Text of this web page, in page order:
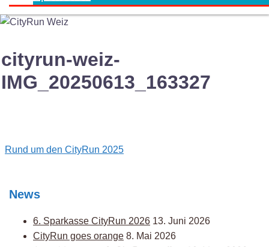
cityrun-weiz-
IMG_20250613_163327
Post
Rund um den CityRun 2025
News
6. Sparkasse CityRun 2026 13. Juni 2026
CityRun goes orange 8. Mai 2026